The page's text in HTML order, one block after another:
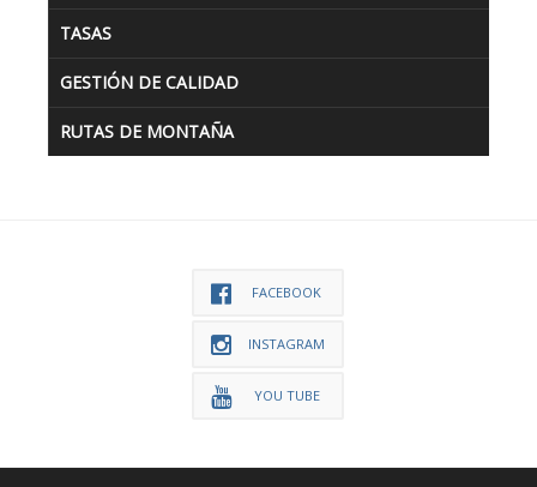
TASAS
GESTIÓN DE CALIDAD
RUTAS DE MONTAÑA
FACEBOOK
INSTAGRAM
YOU TUBE